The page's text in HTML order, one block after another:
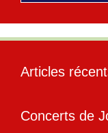
Articles
Concerts de